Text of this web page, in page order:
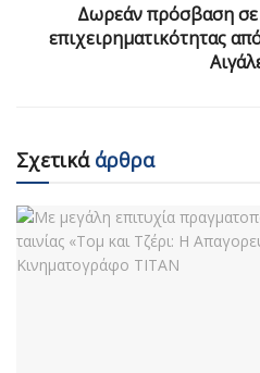
Δωρεάν πρόσβαση σε
επιχειρηματικότητας
Σχετικάάρθρα